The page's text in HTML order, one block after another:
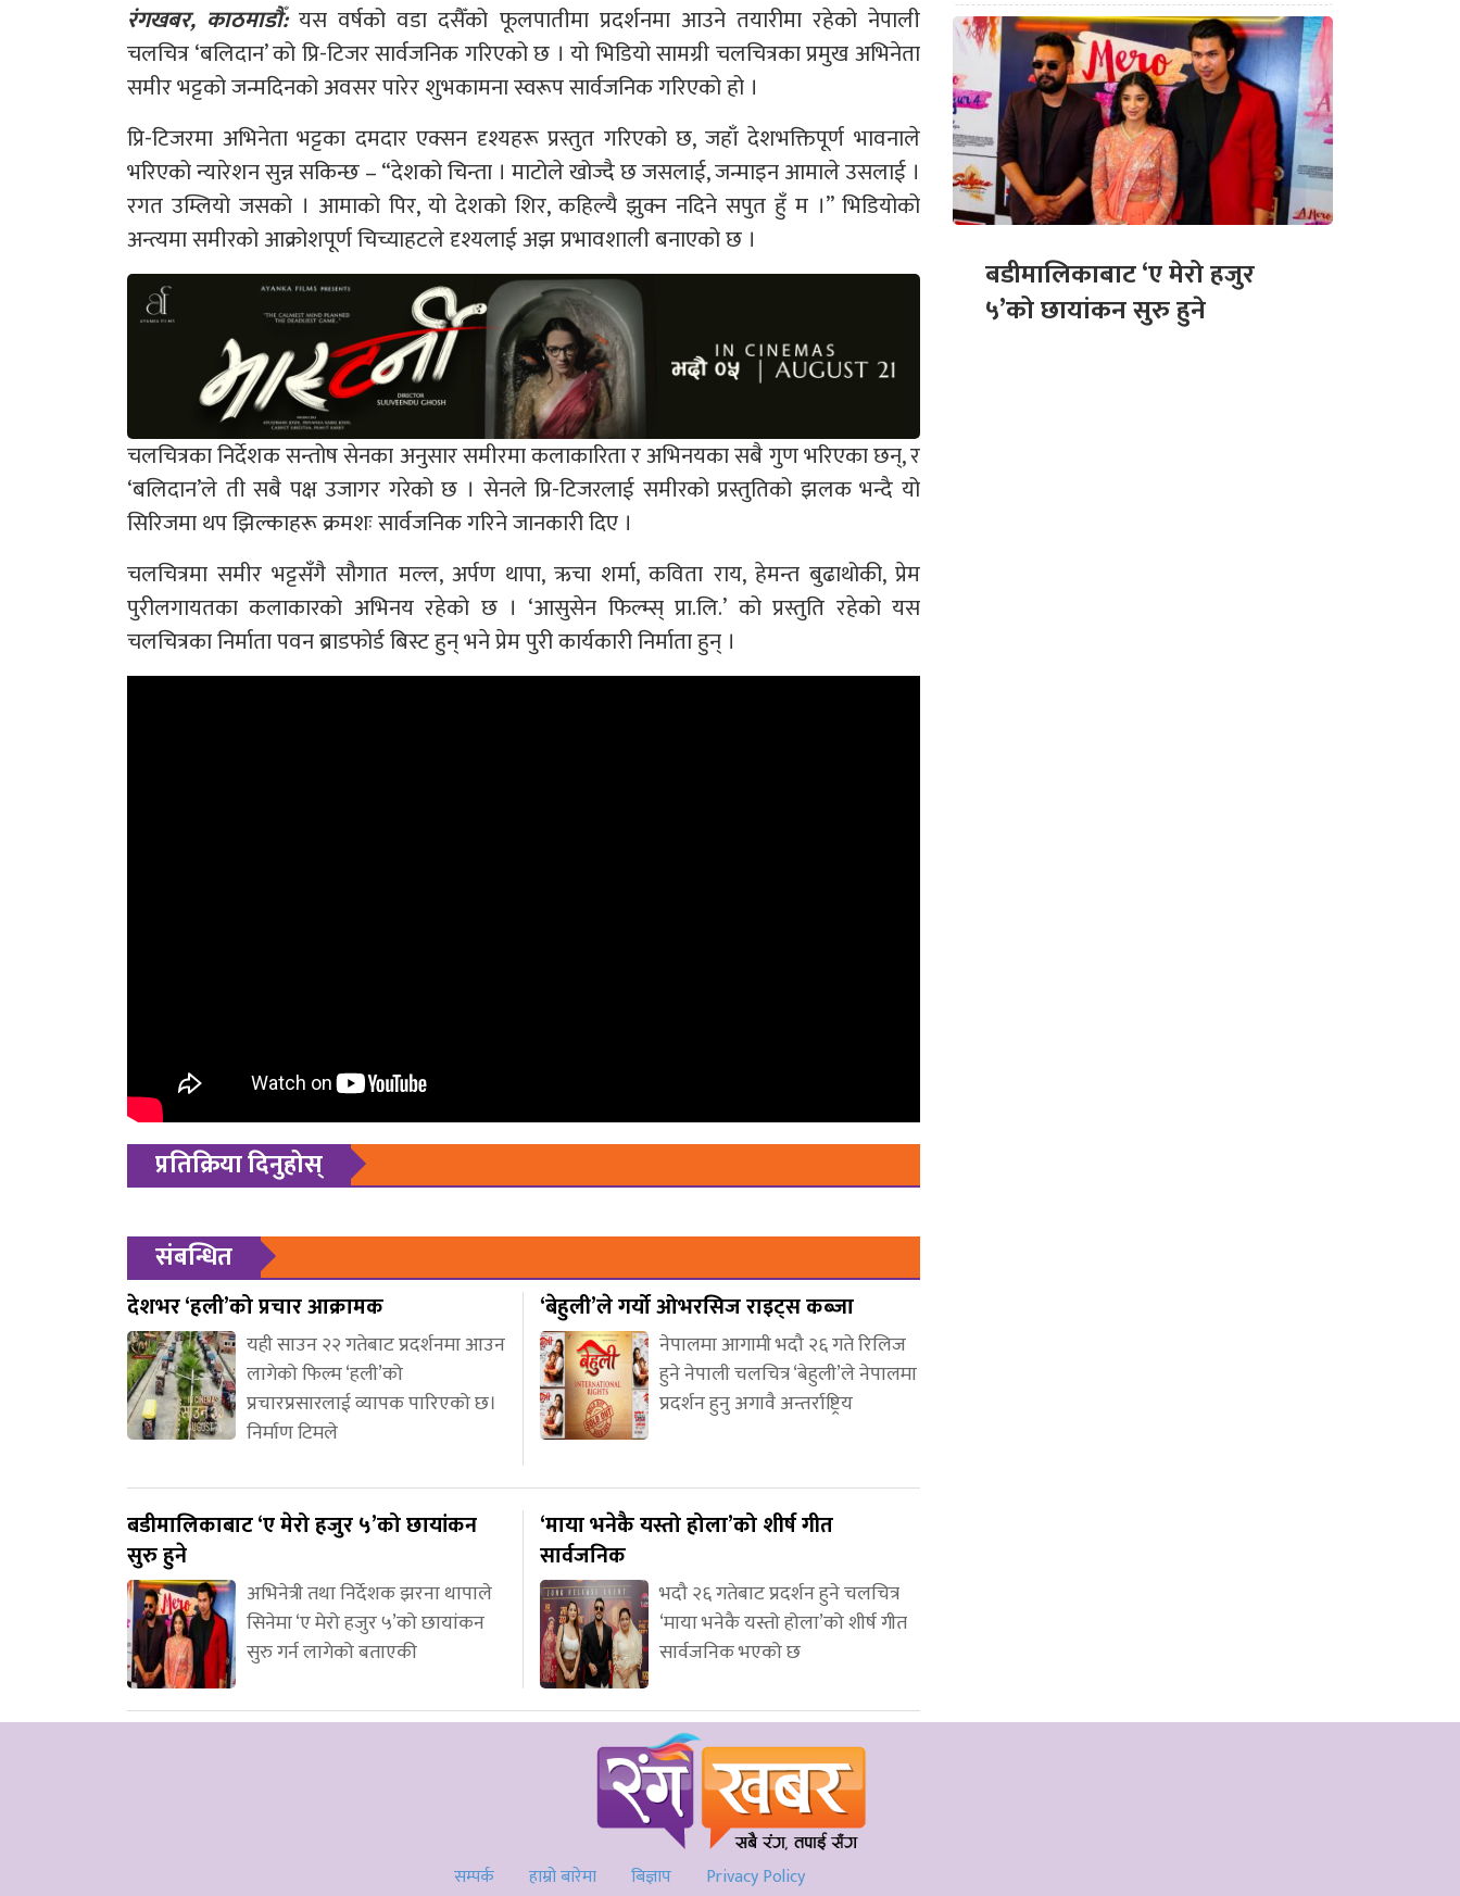
रंगखबर, काठमाडौँ:यस वर्षको वडा दसैँको फूलपातीमा प्रदर्शनमा आउने तयारीमा रहेको नेपाली
चलचित्र ‘बलिदान’ को प्रि-टिजर सार्वजनिक गरिएको छ । यो भिडियो सामग्री चलचित्रका प्रमुख अभिनेता
समीर भट्टको जन्मदिनको अवसर पारेर शुभकामना स्वरूप सार्वजनिक गरिएको हो ।
प्रि-टिजरमा अभिनेता भट्टका दमदार एक्सन दृश्यहरू प्रस्तुत गरिएको छ, जहाँ देशभक्तिपूर्ण भावनाले
भरिएको न्यारेशन सुन्न सकिन्छ – “देशको चिन्ता । माटोले खोज्दै छ जसलाई, जन्माइन आमाले उसलाई ।
रगत उम्लियो जसको । आमाको पिर, यो देशको शिर, कहिल्यै झुक्न नदिने सपुत हुँ म ।” भिडियोको
अन्त्यमा समीरको आक्रोशपूर्ण चिच्याहटले दृश्यलाई अझ प्रभावशाली बनाएको छ ।
चलचित्रका निर्देशक सन्तोष सेनका अनुसार समीरमा कलाकारिता र अभिनयका सबै गुण भरिएका छन्, र
‘बलिदान’ले ती सबै पक्ष उजागर गरेको छ । सेनले प्रि-टिजरलाई समीरको प्रस्तुतिको झलक भन्दै यो
सिरिजमा थप झिल्काहरू क्रमशः सार्वजनिक गरिने जानकारी दिए ।
चलचित्रमा समीर भट्टसँगै सौगात मल्ल, अर्पण थापा, ऋचा शर्मा, कविता राय, हेमन्त बुढाथोकी, प्रेम
पुरीलगायतका कलाकारको अभिनय रहेको छ । ‘आसुसेन फिल्म्स्‌ प्रा.लि.’ को प्रस्तुति रहेको यस
चलचित्रका निर्माता पवन ब्राडफोर्ड बिस्ट हुन् भने प्रेम पुरी कार्यकारी निर्माता हुन् ।
प्रतिक्रिया दिनुहोस्
संबन्धित
देशभर ‘हली’को प्रचार आक्रामक
यही साउन २२ गतेबाट प्रदर्शनमा आउन
लागेको फिल्म ‘हली’को
प्रचारप्रसारलाई व्यापक पारिएको छ।
निर्माण टिमले
‘बेहुली’ले गर्यो ओभरसिज राइट्स कब्जा
नेपालमा आगामी भदौ २६ गते रिलिज
हुने नेपाली चलचित्र ‘बेहुली’ले नेपालमा
प्रदर्शन हुनु अगावै अन्तर्राष्ट्रिय
बडीमालिकाबाट ‘ए मेरो हजुर ५’को छायांकन
सुरु हुने
अभिनेत्री तथा निर्देशक झरना थापाले
सिनेमा ‘ए मेरो हजुर ५’को छायांकन
सुरु गर्न लागेको बताएकी
‘माया भनेकै यस्तो होला’को शीर्ष गीत
सार्वजनिक
भदौ २६ गतेबाट प्रदर्शन हुने चलचित्र
‘माया भनेकै यस्तो होला’को शीर्ष गीत
सार्वजनिक भएको छ
बडीमालिकाबाट ‘ए मेरो हजुर
५’को छायांकन सुरु हुने
सम्पर्क हाम्रो बारेमा बिज्ञाप Privacy Policy